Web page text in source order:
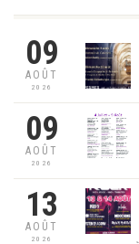
09
AOÛT
2026
09
AOÛT
2026
13
AOÛT
2026